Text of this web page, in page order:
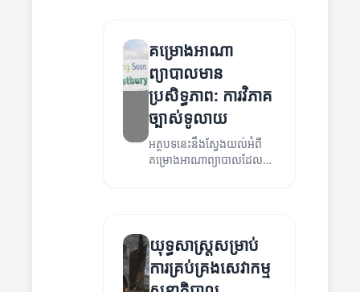
គម្រោងអាណា
ព្យាបាលមាន
ប្រសិទ្ធភាព: ការវិភាគ
ច្បាស់ទូលាយ
អត្ថបទនេះនឹងស្វែងយល់អំពី
គម្រោងអាណាព្យាបាលដែល
យុទ្ធសាស្ត្រសម្រាប់
ការគ្រប់គ្រងសេវាកម្ម